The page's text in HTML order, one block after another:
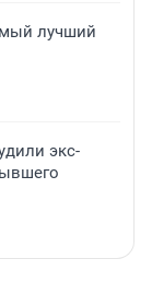
лучший
экс-